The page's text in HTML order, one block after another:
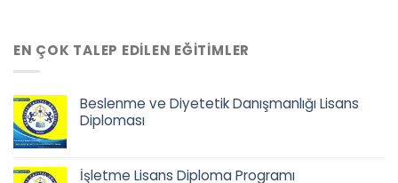
EN ÇOK TALEP EDILEN EĞITIMLER
Beslenme ve Diyetetik Danışmanlığı Lisans
Diploması
68.500,00 ₺.
fiyat:
İşletme Lisans Diploma Programı